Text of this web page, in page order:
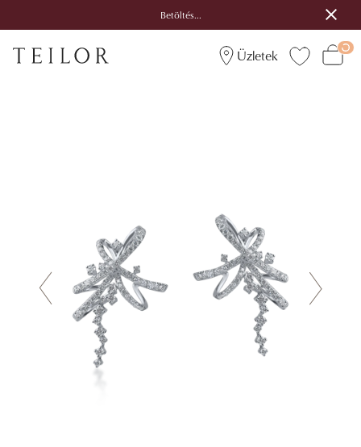
Betöltés...
Üzletek